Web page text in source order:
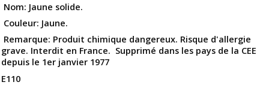
Nom: Jaune solide.
Couleur: Jaune.
Remarque: Produit chimique dangereux. Risque d'allergie
grave. Interdit en France. Supprimé dans les pays de la CEE
depuis le 1er janvier 1977
E110